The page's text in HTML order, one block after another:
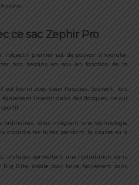
poches
ce sac Zephir Pro
l’objectif premier est de pouvoir s’hydrater
nos besoins en eau en fonction de la
est fourni avec deux flasques. Souvent, lors
investir dans des flasques, ce qui
ordinaires, elles intègrent une technologie
craindre les fuites pendant la course ou à
incluses permettent une hydratation sans
Big Bite, idéale pour boire facilement sans